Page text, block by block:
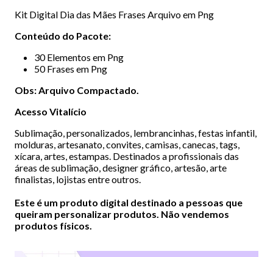
Kit Digital Dia das Mães Frases Arquivo em Png
Conteúdo do Pacote:
30 Elementos em Png
50 Frases em Png
Obs: Arquivo Compactado.
Acesso Vitalício
Sublimação, personalizados, lembrancinhas, festas infantil,
molduras, artesanato, convites, camisas, canecas, tags,
xícara, artes, estampas. Destinados a profissionais das
áreas de sublimação, designer gráfico, artesão, arte
finalistas, lojistas entre outros.
Este é um produto digital destinado a pessoas que
queiram personalizar produtos. Não vendemos
produtos físicos.